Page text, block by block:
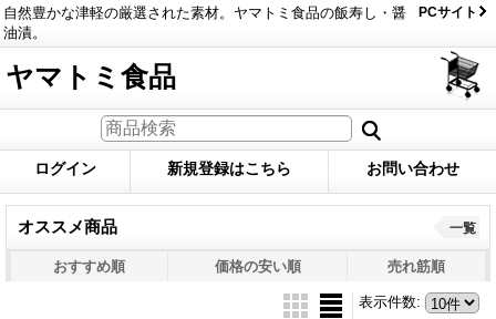
自然豊かな津軽の厳選された素材。ヤマトミ食品の飯寿し・醤
油漬。
PCサイト
ヤマトミ食品
ログイン 新規登録はこちら お問い合わせ
オススメ商品 一覧
おすすめ順 価格の安い順 売れ筋順
表示件数: